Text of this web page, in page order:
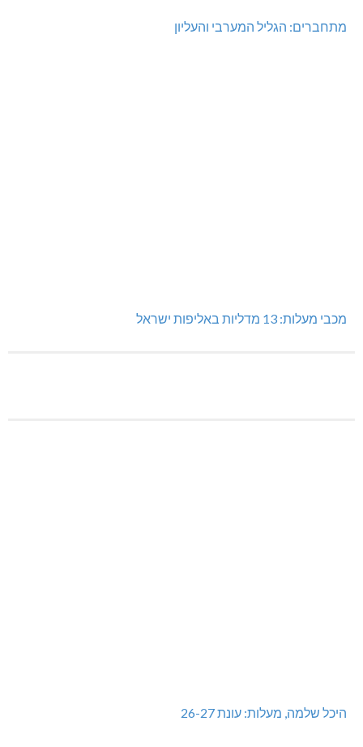
מתחברים: הגליל המערבי והעליון
מכבי מעלות: 13 מדליות באליפות ישראל
היכל שלמה, מעלות: עונת 26-27